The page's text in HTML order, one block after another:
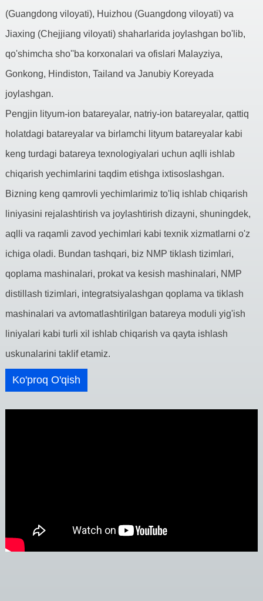
(Guangdong viloyati), Huizhou (Guangdong viloyati) va
Jiaxing (Chejjiang viloyati) shaharlarida joylashgan bo'lib,
qo'shimcha sho''ba korxonalari va ofislari Malayziya,
Gonkong, Hindiston, Tailand va Janubiy Koreyada
joylashgan.
Pengjin lityum-ion batareyalar, natriy-ion batareyalar, qattiq
holatdagi batareyalar va birlamchi lityum batareyalar kabi
keng turdagi batareya texnologiyalari uchun aqlli ishlab
chiqarish yechimlarini taqdim etishga ixtisoslashgan.
Bizning keng qamrovli yechimlarimiz to'liq ishlab chiqarish
liniyasini rejalashtirish va joylashtirish dizayni, shuningdek,
aqlli va raqamli zavod yechimlari kabi texnik xizmatlarni o'z
ichiga oladi. Bundan tashqari, biz NMP tiklash tizimlari,
qoplama mashinalari, prokat va kesish mashinalari, NMP
distillash tizimlari, integratsiyalashgan qoplama va tiklash
mashinalari va avtomatlashtirilgan batareya moduli yig'ish
liniyalari kabi turli xil ishlab chiqarish va qayta ishlash
uskunalarini taklif etamiz.
Ko'proq O'qish